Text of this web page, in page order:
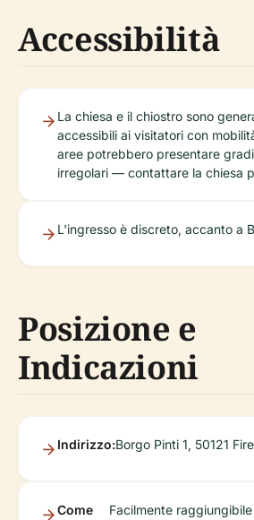
Accessibilità
La chiesa e il chiostro sono
accessibili ai visitatori con
aree potrebbero presentare
irregolari — contattare la chiesa
L'ingresso è discreto, accanto a
Posizione e
Indicazioni
Indirizzo:Borgo Pinti 1, 50121
Come
Facilmente